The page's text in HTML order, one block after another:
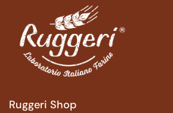
Ruggeri Shop